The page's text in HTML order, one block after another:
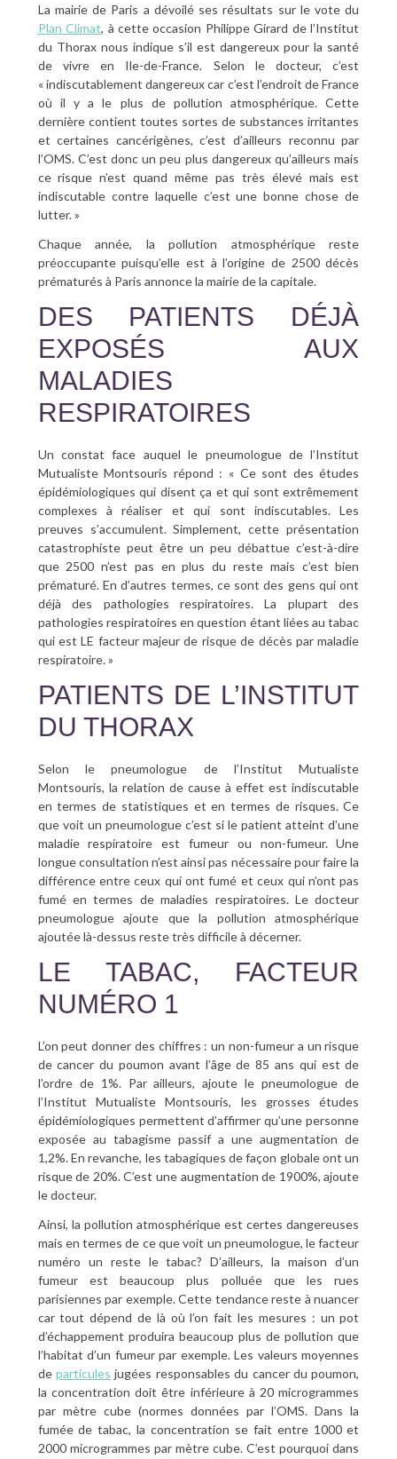
La mairie de Paris a dévoilé ses résultats sur le vote du
Plan Climat, à cette occasion Philippe Girard de l’Institut
du Thorax nous indique s’il est dangereux pour la santé
de vivre en Ile-de-France. Selon le docteur, c’est
« indiscutablement dangereux car c’est l’endroit de France
où il y a le plus de pollution atmosphérique. Cette
dernière contient toutes sortes de substances irritantes
et certaines cancérigènes, c’est d’ailleurs reconnu par
l’OMS. C’est donc un peu plus dangereux qu’ailleurs mais
ce risque n’est quand même pas très élevé mais est
indiscutable contre laquelle c’est une bonne chose de
lutter. »
Chaque année, la pollution atmosphérique reste
préoccupante puisqu’elle est à l’origine de 2500 décès
prématurés à Paris annonce la mairie de la capitale.
DES PATIENTS DÉJÀ
EXPOSÉS AUX
MALADIES
RESPIRATOIRES
Un constat face auquel le pneumologue de l’Institut
Mutualiste Montsouris répond : « Ce sont des études
épidémiologiques qui disent ça et qui sont extrêmement
complexes à réaliser et qui sont indiscutables. Les
preuves s’accumulent. Simplement, cette présentation
catastrophiste peut être un peu débattue c’est-à-dire
que 2500 n’est pas en plus du reste mais c’est bien
prématuré. En d’autres termes, ce sont des gens qui ont
déjà des pathologies respiratoires. La plupart des
pathologies respiratoires en question étant liées au tabac
qui est LE facteur majeur de risque de décès par maladie
respiratoire. »
PATIENTS DE L’INSTITUT
DU THORAX
Selon le pneumologue de l’Institut Mutualiste
Montsouris, la relation de cause à effet est indiscutable
en termes de statistiques et en termes de risques. Ce
que voit un pneumologue c’est si le patient atteint d’une
maladie respiratoire est fumeur ou non-fumeur. Une
longue consultation n’est ainsi pas nécessaire pour faire la
différence entre ceux qui ont fumé et ceux qui n’ont pas
fumé en termes de maladies respiratoires. Le docteur
pneumologue ajoute que la pollution atmosphérique
ajoutée là-dessus reste très difficile à décerner.
LE TABAC, FACTEUR
NUMÉRO 1
L’on peut donner des chiffres : un non-fumeur a un risque
de cancer du poumon avant l’âge de 85 ans qui est de
l’ordre de 1%. Par ailleurs, ajoute le pneumologue de
l’Institut Mutualiste Montsouris, les grosses études
épidémiologiques permettent d’affirmer qu’une personne
exposée au tabagisme passif a une augmentation de
1,2%. En revanche, les tabagiques de façon globale ont un
risque de 20%. C’est une augmentation de 1900%, ajoute
le docteur.
Ainsi, la pollution atmosphérique est certes dangereuses
mais en termes de ce que voit un pneumologue, le facteur
numéro un reste le tabac? D’ailleurs, la maison d’un
fumeur est beaucoup plus polluée que les rues
parisiennes par exemple. Cette tendance reste à nuancer
car tout dépend de là où l’on fait les mesures : un pot
d’échappement produira beaucoup plus de pollution que
l’habitat d’un fumeur par exemple. Les valeurs moyennes
de particules jugées responsables du cancer du poumon,
la concentration doit être inférieure à 20 microgrammes
par mètre cube (normes données par l’OMS. Dans la
fumée de tabac, la concentration se fait entre 1000 et
2000 microgrammes par mètre cube. C’est pourquoi dans